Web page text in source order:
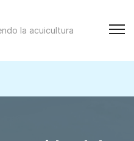
la acuicultura